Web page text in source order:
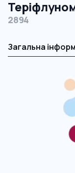
2894
Загальна